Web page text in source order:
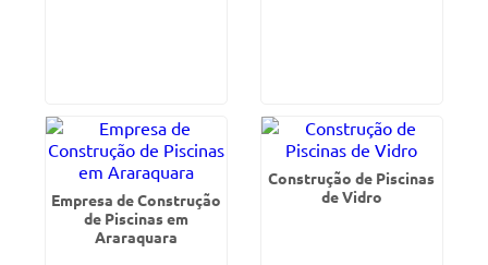
Empresa de Construção
de Piscinas em
Araraquara
Construção de Piscinas
de Vidro